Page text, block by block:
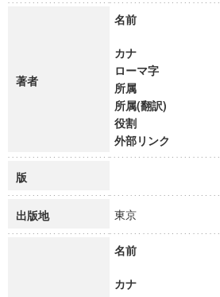
著者
名前
カナ
ローマ字
所属
所属(翻訳)
役割
外部リンク
版
出版地 東京
名前
カナ